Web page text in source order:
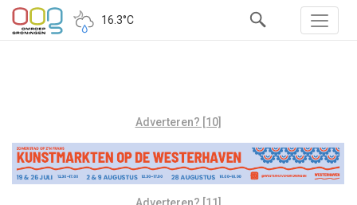
16.3°C
Adverteren? [10]
Adverteren? [11]